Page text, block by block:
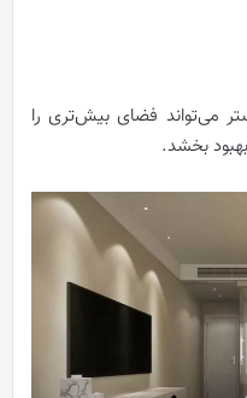
می‌تواند فضای بیش‌تری را
بخشد.